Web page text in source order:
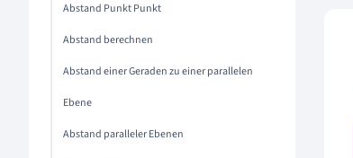
Abstand Punkt Punkt
Abstand berechnen
Abstand einer Geraden zu einer parallelen
Ebene
Abstand paralleler Ebenen